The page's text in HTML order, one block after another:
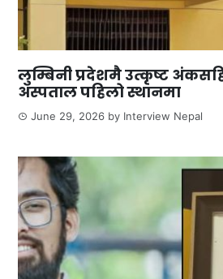
लुम्बिनी प्रदेशमै उत्कृष्ट
अस्पताल पहिलो स्थानमा
June 29, 2026 by Interview Nepal